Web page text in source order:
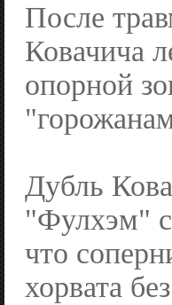
После
Ковачича
опорной
Дубль
"Фулхэм"
что
хорвата